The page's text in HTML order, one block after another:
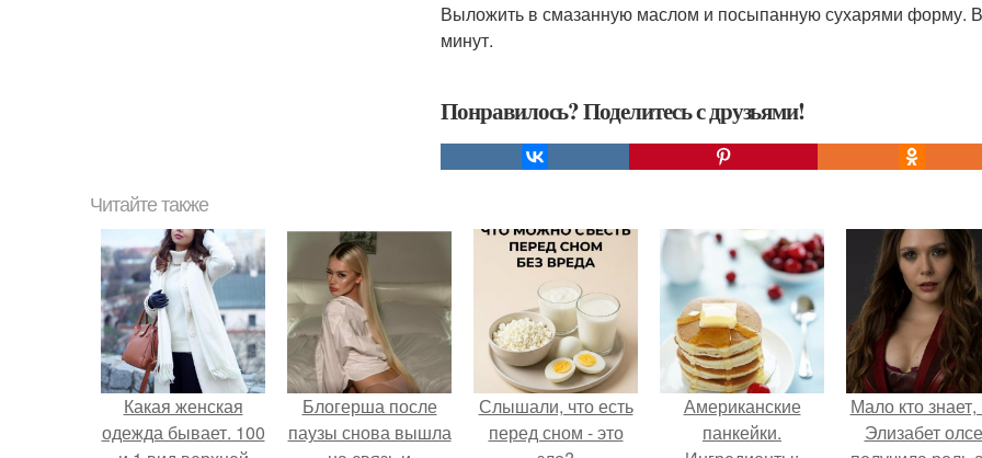
Выложить в смазанную маслом и посыпанную сухарями форму.
минут.
Понравилось? Поделитесь с друзьями!
Читайте также
Какая женская
одежда бывает. 100
Блогерша после
паузы снова вышла
Слышали, что есть
перед сном - это
Американские
панкейки.
Мало кто знает,
Элизабет